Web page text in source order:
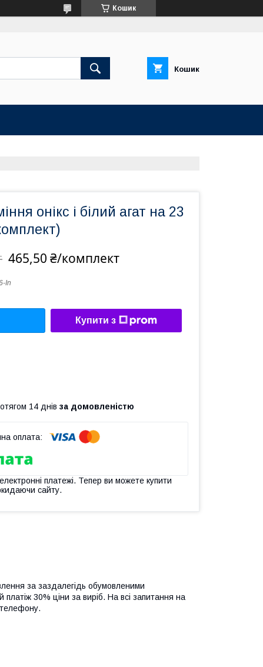
Кошик
Кошик
онікс і білий агат на 23
465,50 ₴/комплект
In
Купити з
14 днів за домовленістю
платежі. Тепер ви можете купити
сайту.
за заздалегідь обумовленими
30% ціни за виріб. На всі запитання на